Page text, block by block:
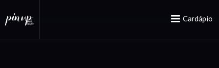
Cardápio